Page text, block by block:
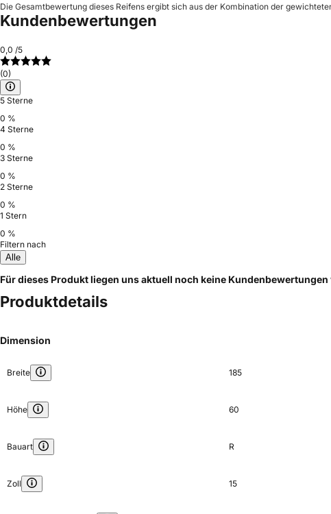
Die Gesamtbewertung dieses Reifens ergibt sich aus der Kombination der
Kundenbewertungen
0,0 /5
(0)
5 Sterne
0 %
4 Sterne
0 %
3 Sterne
0 %
2 Sterne
0 %
1 Stern
0 %
Filtern nach
Alle
Für dieses Produkt liegen uns aktuell noch keine Kundenbewertungen
Produktdetails
Dimension
Breite 185
Höhe 60
Bauart R
Zoll 15